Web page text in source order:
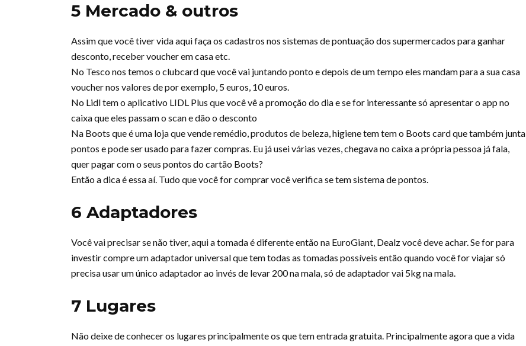
5 Mercado & outros
Assim que você tiver vida aqui faça os cadastros nos sistemas de pontuação dos supermercados para ganhar
desconto, receber voucher em casa etc.
No Tesco nos temos o clubcard que você vai juntando ponto e depois de um tempo eles mandam para a sua casa
voucher nos valores de por exemplo, 5 euros, 10 euros.
No Lidl tem o aplicativo LIDL Plus que você vê a promoção do dia e se for interessante só apresentar o app no
caixa que eles passam o scan e dão o desconto
Na Boots que é uma loja que vende remédio, produtos de beleza, higiene tem tem o Boots card que também junta
pontos e pode ser usado para fazer compras. Eu já usei várias vezes, chegava no caixa a própria pessoa já fala,
quer pagar com o seus pontos do cartão Boots?
Então a dica é essa aí. Tudo que você for comprar você verifica se tem sistema de pontos.
6 Adaptadores
Você vai precisar se não tiver, aqui a tomada é diferente então na EuroGiant, Dealz você deve achar. Se for para
investir compre um adaptador universal que tem todas as tomadas possíveis então quando você for viajar só
precisa usar um único adaptador ao invés de levar 200 na mala, só de adaptador vai 5kg na mala.
7 Lugares
Não deixe de conhecer os lugares principalmente os que tem entrada gratuita. Principalmente agora que a vida